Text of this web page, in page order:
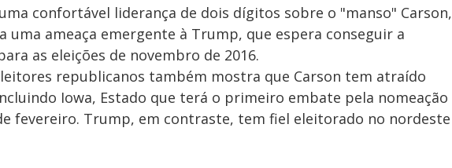
confortável liderança de dois dígitos sobre o "manso" Carson,
uma ameaça emergente à Trump, que espera conseguir a
as eleições de novembro de 2016.
republicanos também mostra que Carson tem atraído
Iowa, Estado que terá o primeiro embate pela nomeação
fevereiro. Trump, em contraste, tem fiel eleitorado no nordeste